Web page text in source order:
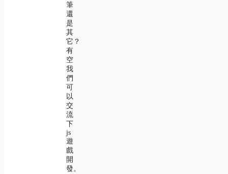
筆
還
是
其
它？
有
空
我
們
可
以
交
流
下
js
遊
戲
開
發。